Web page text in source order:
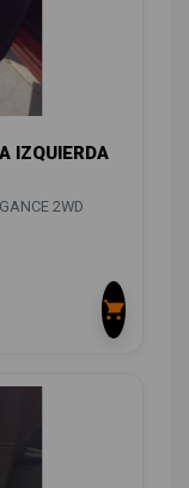
IZQUIERDA
2WD